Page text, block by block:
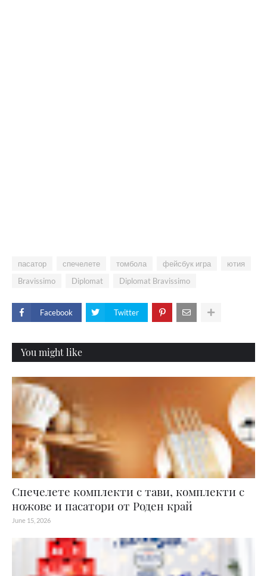
пасатор спечелете томбола фейсбук игра
ютия
Bravissimo
Diplomat Diplomat‬ ‪Bravissimo
Facebook Twitter
You might like
Спечелете комплекти с тави, комплекти с
ножове и пасатори от Роден край
June 15, 2026